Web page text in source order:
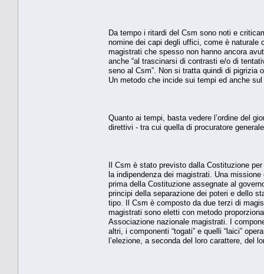
Da tempo i ritardi del Csm sono noti e
nomine dei capi degli uffici, come è
magistrati che spesso non hanno ancora
anche “al trascinarsi di contrasti e/o di
seno al Csm”. Non si tratta quindi di pigrizia
Un metodo che incide sui tempi ed anche
Quanto ai tempi, basta vedere l’ordine del
direttivi - tra cui quella di procuratore
Il Csm è stato previsto dalla Costituzione
la indipendenza dei magistrati. Una
prima della Costituzione assegnate al
principi della separazione dei poteri e dello
tipo. Il Csm è composto da due terzi di
magistrati sono eletti con metodo
Associazione nazionale magistrati. I
altri, i componenti “togati” e quelli “laici”
l’elezione, a seconda del loro carattere, del